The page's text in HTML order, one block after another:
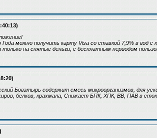
Года можно получить карту Visa со ставкой 7,9% в год
только на снятые деньги, с бесплатным периодом
Богатырь содержит смесь микроорганизмов, для
белков, крахмала, Снижает БПК, ХПК, ВВ, ПАВ в